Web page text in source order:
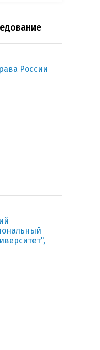
России